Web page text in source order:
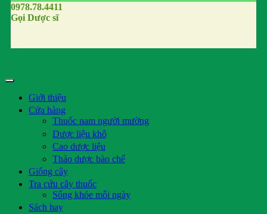
0978.78.4411
Gọi Dược sĩ
Giới thiệu
Cửa hàng
Thuốc nam người mường
Dược liệu khô
Cao dược liệu
Thảo dược bào chế
Giống cây
Tra cứu cây thuốc
Sống khỏe mỗi ngày
Sách hay